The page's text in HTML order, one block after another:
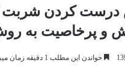
درست کردن شربت
و پرخاصیت به
خواندن این مطلب 1 دقیقه زمان میبرد